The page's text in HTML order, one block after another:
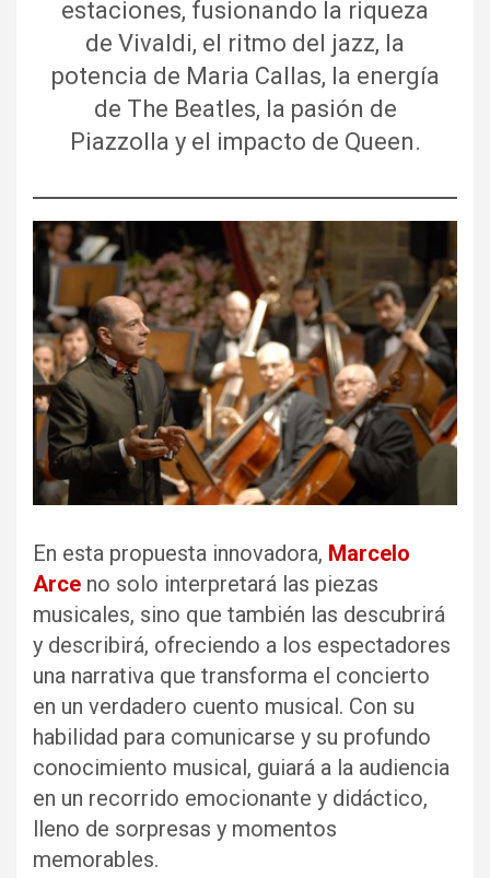
estaciones, fusionando la riqueza
de Vivaldi, el ritmo del jazz, la
potencia de Maria Callas, la energía
de The Beatles, la pasión de
Piazzolla y el impacto de Queen.
En esta propuesta innovadora, Marcelo
Arce no solo interpretará las piezas
musicales, sino que también las descubrirá
y describirá, ofreciendo a los espectadores
una narrativa que transforma el concierto
en un verdadero cuento musical. Con su
habilidad para comunicarse y su profundo
conocimiento musical, guiará a la audiencia
en un recorrido emocionante y didáctico,
lleno de sorpresas y momentos
memorables.